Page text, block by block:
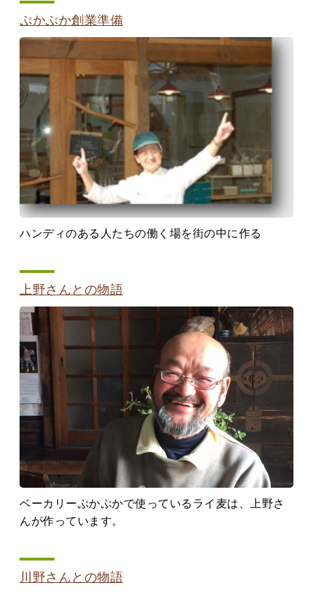
ぷかぷか創業準備
ハンディのある人たちの働く場を街の中に作る
上野さんとの物語
ベーカリーぷかぷかで使っているライ麦は、上野さ
んが作っています。
川野さんとの物語